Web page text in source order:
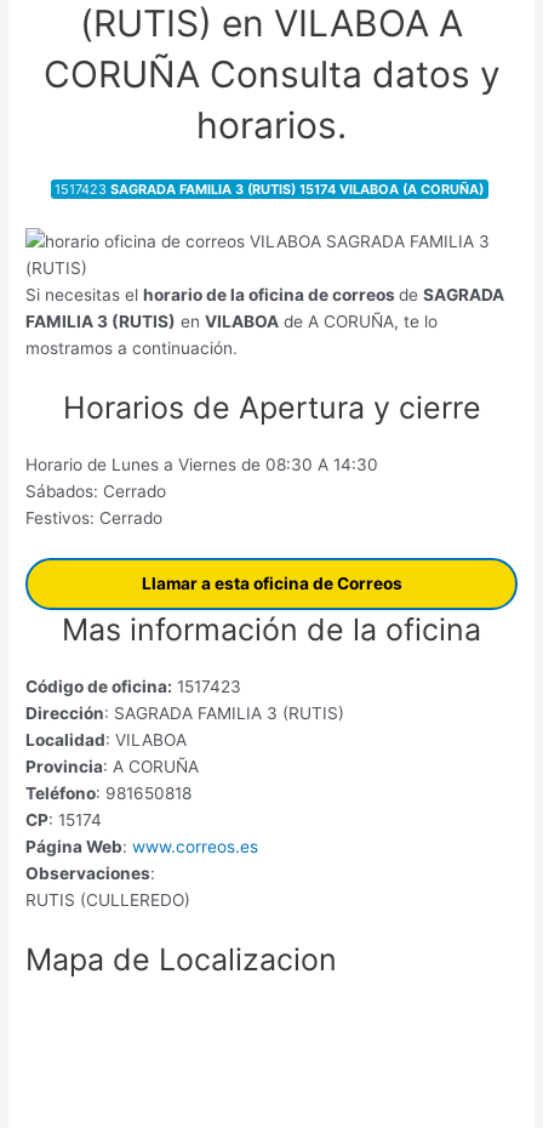
(RUTIS) en VILABOA A
CORUÑA Consulta datos y
horarios.
1517423SAGRADA FAMILIA 3 (RUTIS) 15174 VILABOA (A CORUÑA)
Si necesitas elhorario de la oficina de correosdeSAGRADA
FAMILIA 3 (RUTIS) enVILABOA de A CORUÑA, te lo
mostramos a continuación.
Horarios de Apertura y cierre
Horario de Lunes a Viernes de 08:30 A 14:30
Sábados: Cerrado
Festivos: Cerrado
Llamar a esta oficina de Correos
Mas información de la oficina
Código de oficina: 1517423
Dirección: SAGRADA FAMILIA 3 (RUTIS)
Localidad: VILABOA
Provincia: A CORUÑA
Teléfono: 981650818
CP: 15174
Página Web: www.correos.es
Observaciones:
RUTIS (CULLEREDO)
Mapa de Localizacion